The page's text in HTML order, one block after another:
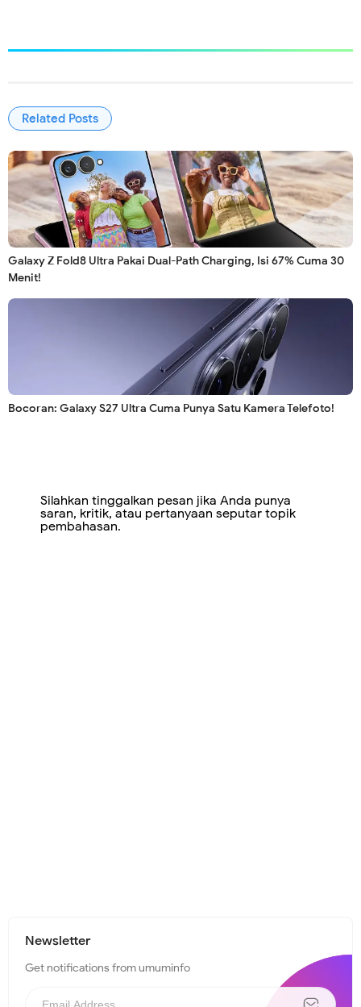
Related Posts
Galaxy Z Fold8 Ultra Pakai Dual-Path Charging, Isi 67% Cuma 30
Menit!
Bocoran: Galaxy S27 Ultra Cuma Punya Satu Kamera Telefoto!
Silahkan tinggalkan pesan jika Anda punya
saran, kritik, atau pertanyaan seputar topik
pembahasan.
Newsletter
Get notifications from umuminfo